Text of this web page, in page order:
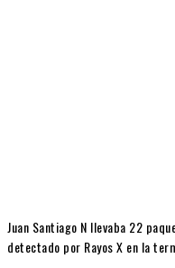
Juan Santiago N llevaba 22
detectado por Rayos X en la